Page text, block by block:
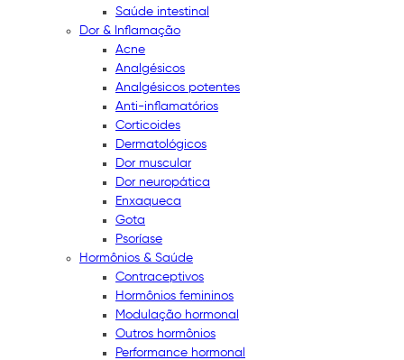
Saúde intestinal
Dor & Inflamação
Acne
Analgésicos
Analgésicos potentes
Anti-inflamatórios
Corticoides
Dermatológicos
Dor muscular
Dor neuropática
Enxaqueca
Gota
Psoríase
Hormônios & Saúde
Contraceptivos
Hormônios femininos
Modulação hormonal
Outros hormônios
Performance hormonal